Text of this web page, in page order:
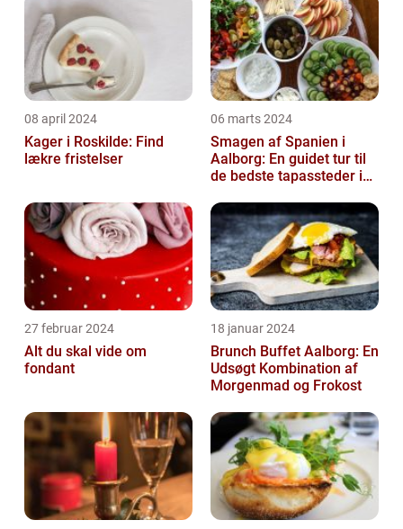
08 april 2024
Kager i Roskilde: Find
lækre fristelser
06 marts 2024
Smagen af Spanien i
Aalborg: En guidet tur til
de bedste tapassteder i
27 februar 2024
Alt du skal vide om
fondant
18 januar 2024
Brunch Buffet Aalborg: En
Udsøgt Kombination af
Morgenmad og Frokost